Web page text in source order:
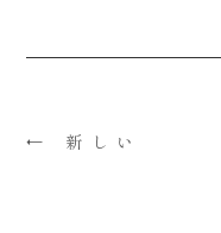
← 新しい